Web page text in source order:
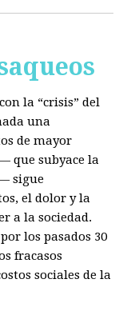
la “crisis” del
una
de mayor
que subyace la
sigue
el dolor y la
a la sociedad.
los pasados 30
fracasos
sociales de la